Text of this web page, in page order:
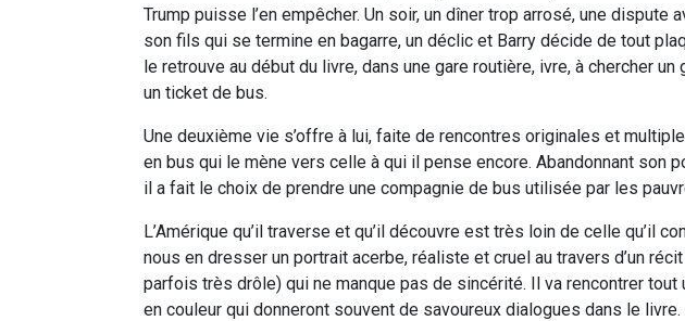
Trump puisse l’en empêcher. Un soir, un dîner trop arrosé, une dispute
son fils qui se termine en bagarre, un déclic et Barry décide de tout
le retrouve au début du livre, dans une gare routière, ivre, à chercher un
un ticket de bus.
Une deuxième vie s’offre à lui, faite de rencontres originales et
en bus qui le mène vers celle à qui il pense encore. Abandonnant son
il a fait le choix de prendre une compagnie de bus utilisée par les
L’Amérique qu’il traverse et qu’il découvre est très loin de celle qu’il
nous en dresser un portrait acerbe, réaliste et cruel au travers d’un
parfois très drôle) qui ne manque pas de sincérité. Il va rencontrer tout
en couleur qui donneront souvent de savoureux dialogues dans le livre.